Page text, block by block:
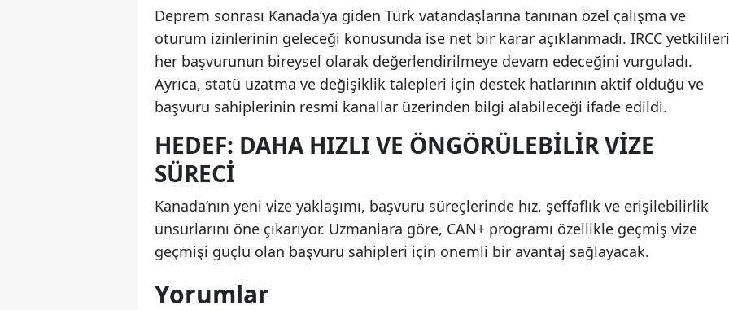
Deprem sonrası Kanada’ya giden Türk vatandaşlarına tanınan özel çalışma ve
oturum izinlerinin geleceği konusunda ise net bir karar açıklanmadı. IRCC
her başvurunun bireysel olarak değerlendirilmeye devam edeceğini vurguladı.
Ayrıca, statü uzatma ve değişiklik talepleri için destek hatlarının aktif olduğu ve
başvuru sahiplerinin resmi kanallar üzerinden bilgi alabileceği ifade edildi.
HEDEF: DAHA HIZLI VE ÖNGÖRÜLEBILIR VIZE
SÜRECI
Kanada’nın yeni vize yaklaşımı, başvuru süreçlerinde hız, şeffaflık ve erişilebilirlik
unsurlarını öne çıkarıyor. Uzmanlara göre, CAN+ programı özellikle geçmiş vize
geçmişi güçlü olan başvuru sahipleri için önemli bir avantaj sağlayacak.
Yorumlar